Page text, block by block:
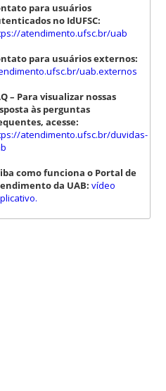
para usuários
no IdUFSC:
atendimento.ufsc.br/uab
para usuários externos:
uab.externos
– Para visualizar nossas
às perguntas
acesse:
atendimento.ufsc.br/duvidas-
como funciona o Portal de
da UAB: vídeo